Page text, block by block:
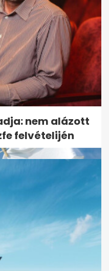
bizonyítékot
évek óta
nem alázott
felvételijén